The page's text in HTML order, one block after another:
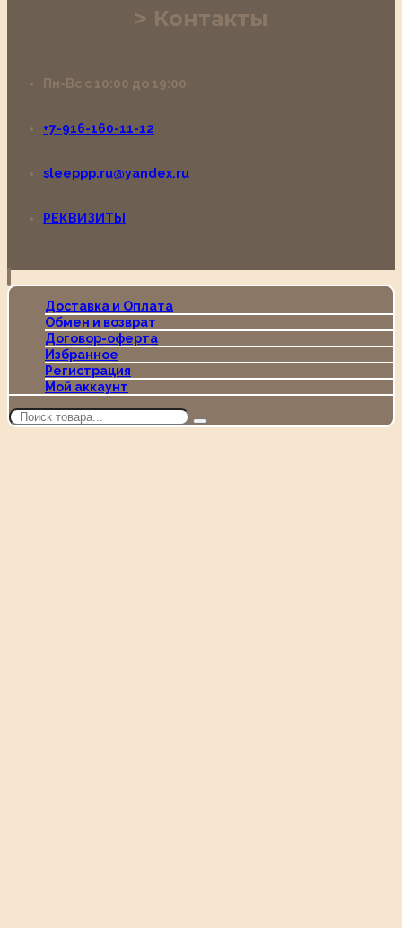
Контакты
Пн-Вс с 10:00 до 19:00
+7-916-160-11-12
sleeppp.ru@yandex.ru
РЕКВИЗИТЫ
Доставка и Оплата
Обмен и возврат
Договор-оферта
Избранное
Регистрация
Мой аккаунт